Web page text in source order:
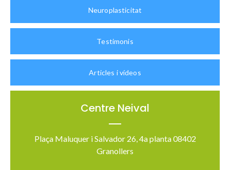
Neuroplasticitat
Testimonis
Articles i vídeos
Centre Neival
Plaça Maluquer i Salvador 26, 4a planta 08402
Granollers